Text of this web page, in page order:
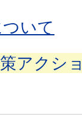
いて
アクシ